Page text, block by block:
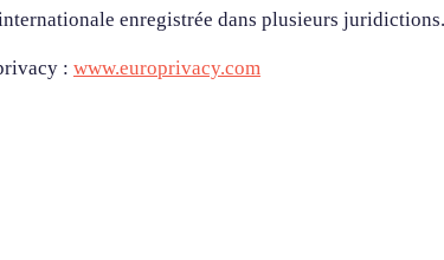
enregistrée dans plusieurs juridictions.
: www.europrivacy.com